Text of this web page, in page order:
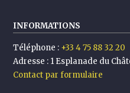
INFORMATIONS
Téléphone : +33 4 75 88 32 20
Adresse : 1 Esplanade du
Contact par formulaire